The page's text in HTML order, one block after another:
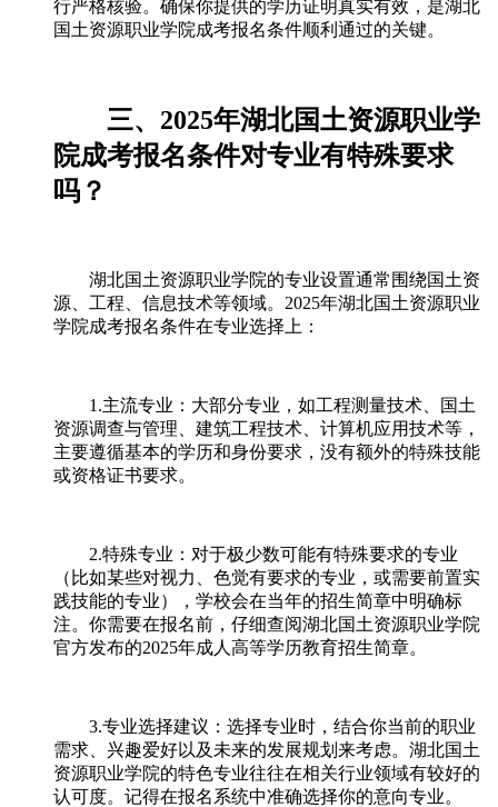
行严格核验。确保你提供的学历证明真实有效，是湖北
国土资源职业学院成考报名条件顺利通过的关键。
三、2025年湖北国土资源职业学
院成考报名条件对专业有特殊要求
吗？
湖北国土资源职业学院的专业设置通常围绕国土资
源、工程、信息技术等领域。2025年湖北国土资源职业
学院成考报名条件在专业选择上：
1.主流专业：大部分专业，如工程测量技术、国土
资源调查与管理、建筑工程技术、计算机应用技术等，
主要遵循基本的学历和身份要求，没有额外的特殊技能
或资格证书要求。
2.特殊专业：对于极少数可能有特殊要求的专业
（比如某些对视力、色觉有要求的专业，或需要前置实
践技能的专业），学校会在当年的招生简章中明确标
注。你需要在报名前，仔细查阅湖北国土资源职业学院
官方发布的2025年成人高等学历教育招生简章。
3.专业选择建议：选择专业时，结合你当前的职业
需求、兴趣爱好以及未来的发展规划来考虑。湖北国土
资源职业学院的特色专业往往在相关行业领域有较好的
认可度。记得在报名系统中准确选择你的意向专业。